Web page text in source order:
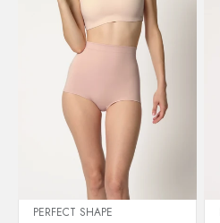
PERFECT SHAPE